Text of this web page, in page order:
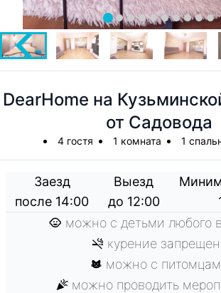
DearHome на
от Садовода
4 гостя 1 комната 1
Заезд
после 14:00
Выезд
до 12:00
можно с детьми любого
курение
можно с
можно проводить